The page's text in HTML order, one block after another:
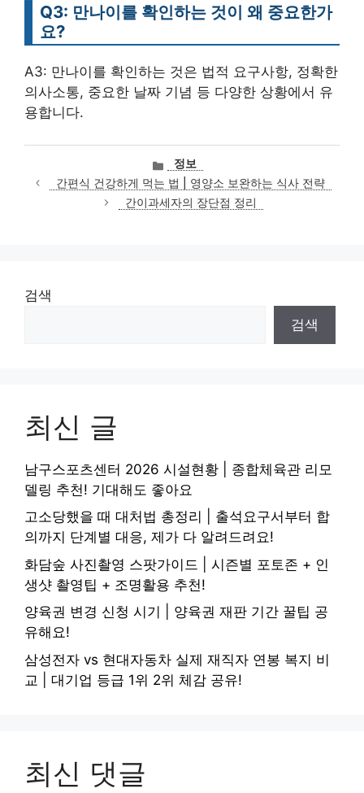
Q3: 만나이를 확인하는 것이 왜 중요한가
요?
A3: 만나이를 확인하는 것은 법적 요구사항, 정확한
의사소통, 중요한 날짜 기념 등 다양한 상황에서 유
용합니다.
카
테
고
리
정보
간편식 건강하게 먹는 법 | 영양소 보완하는 식사 전략
간이과세자의 장단점 정리
검색
검색
최신 글
남구스포츠센터 2026 시설현황 | 종합체육관 리모
델링 추천! 기대해도 좋아요
고소당했을 때 대처법 총정리 | 출석요구서부터 합
의까지 단계별 대응, 제가 다 알려드려요!
화담숲 사진촬영 스팟가이드 | 시즌별 포토존 + 인
생샷 촬영팁 + 조명활용 추천!
양육권 변경 신청 시기 | 양육권 재판 기간 꿀팁 공
유해요!
삼성전자 vs 현대자동차 실제 재직자 연봉 복지 비
교 | 대기업 등급 1위 2위 체감 공유!
최신 댓글